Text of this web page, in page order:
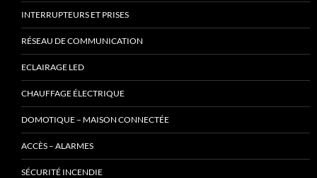
INTERRUPTEURS ET PRISES
RÉSEAU DE COMMUNICATION
ECLAIRAGE LED
CHAUFFAGE ÉLECTRIQUE
DOMOTIQUE – MAISON CONNECTÉE
ACCÈS – ALARMES
SÉCURITÉ INCENDIE